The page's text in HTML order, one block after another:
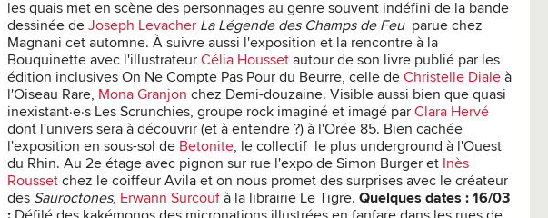
les quais met en scène des personnages au genre souvent indéfini de la bande
dessinée deJoseph Levacher La Légende des Champs de Feu parue chez
Magnani cet automne. À suivre aussi l'exposition et la rencontre à la
Bouquinette avec l'illustrateurCélia Housset autour de son livre publié par les
édition inclusives On Ne Compte Pas Pour du Beurre, celle deChristelle Diale à
l'Oiseau Rare, Mona Granjon chez Demi-douzaine. Visible aussi bien que quasi
inexistant·e·s Les Scrunchies, groupe rock imaginé et imagé parClara Hervé
dont l'univers sera à découvrir (et à entendre ?) à l'Orée 85. Bien cachée
l'exposition en sous-sol de Betonite, le collectif le plus underground à l'Ouest
du Rhin. Au 2e étage avec pignon sur rue l'expo de Simon Burger et Inès
Rousset chez le coiffeur Avila et on nous promet des surprises avec le créateur
des Sauroctones, Erwann Surcouf à la librairie Le Tigre.Quelques dates : 16/03